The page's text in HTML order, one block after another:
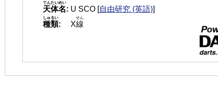
天体名
てんたいめい
: U SCO [自由研究 (英語)]
種類
しゅるい
: X線
せん